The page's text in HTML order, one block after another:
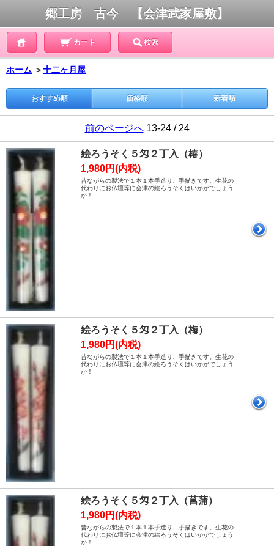
郷工房 古今 【会津武家屋敷】
カート 検索
ホーム ＞十二ヶ月屋
おすすめ順 価格順 新着順
前のページへ13-24 / 24
絵ろうそく５匁２丁入（椿）
1,980円(内税)
昔ながらの製法で１本１本手造り、手描きです。生花の
代わりにお仏壇等に会津の絵ろうそくはいかがでしょう
か！
絵ろうそく５匁２丁入（梅）
1,980円(内税)
昔ながらの製法で１本１本手造り、手描きです。生花の
代わりにお仏壇等に会津の絵ろうそくはいかがでしょう
か！
絵ろうそく５匁２丁入（菖蒲）
1,980円(内税)
昔ながらの製法で１本１本手造り、手描きです。生花の
代わりにお仏壇等に会津の絵ろうそくはいかがでしょう
か！